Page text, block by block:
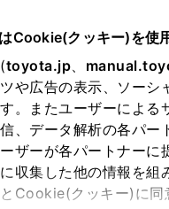
Cookie(クッキー)を使
toyota.jp、
や広告の表示、ソーシ
。またユーザーによ
、データ解析の各パ
ザーが各パートナー
収集した他の情報を
Cookie(クッキー)に同
版以降に発売された地図ソフトか